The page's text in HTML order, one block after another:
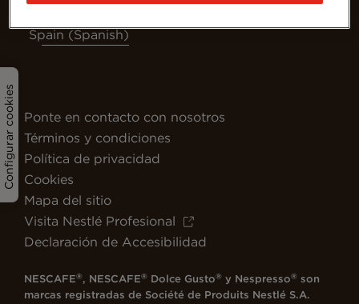
Configurar cookies
Spain (Spanish)
Ponte en contacto con nosotros
Términos y condiciones
Política de privacidad
Cookies
Mapa del sitio
Visita Nestlé Profesional
Declaración de Accesibilidad
NESCAFE®, NESCAFE® Dolce Gusto® y Nespresso® son
marcas registradas de Société de Produits Nestlé S.A.